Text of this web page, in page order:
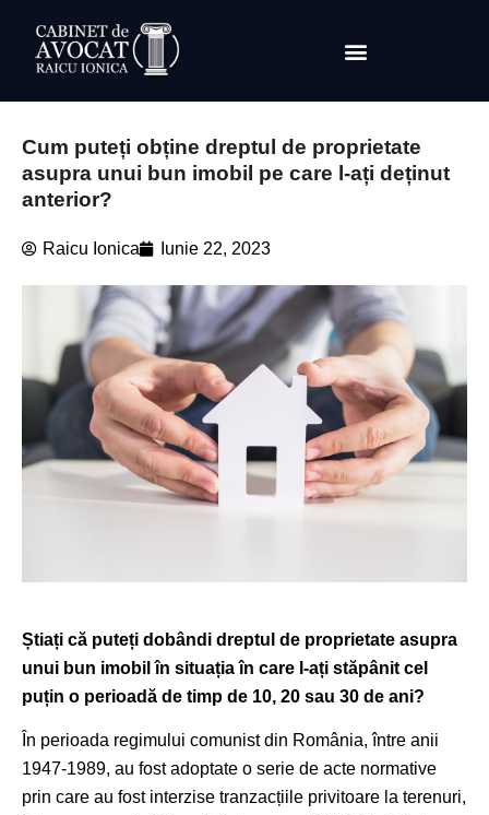
Cum puteți obține dreptul de proprietate
asupra unui bun imobil pe care l-ați deținut
anterior?
Raicu Ionica Iunie 22, 2023
Știați că puteți dobândi dreptul de proprietate asupra
unui bun imobil în situația în care l-ați stăpânit cel
puțin o perioadă de timp de 10, 20 sau 30 de ani?
În perioada regimului comunist din România, între anii
1947-1989, au fost adoptate o serie de acte normative
prin care au fost interzise tranzacțiile privitoare la terenuri,